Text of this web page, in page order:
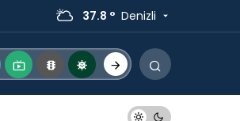
37.8 ° Denizli